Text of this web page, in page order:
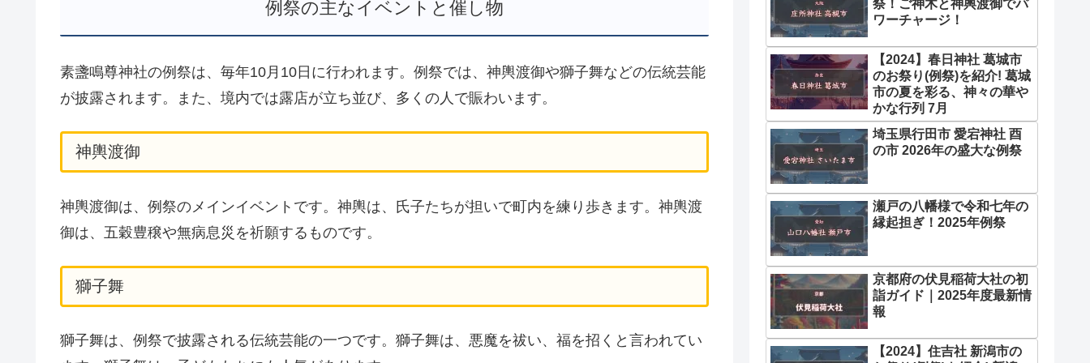
例祭の主なイベントと催し物
素盞鳴尊神社の例祭は、毎年10月10日に行われます。例祭では、神輿渡御や獅子舞などの伝統芸能
が披露されます。また、境内では露店が立ち並び、多くの人で賑わいます。
神輿渡御
神輿渡御は、例祭のメインイベントです。神輿は、氏子たちが担いで町内を練り歩きます。神輿渡
御は、五穀豊穣や無病息災を祈願するものです。
獅子舞
獅子舞は、例祭で披露される伝統芸能の一つです。獅子舞は、悪魔を祓い、福を招くと言われてい
祭！ご神木と神輿渡御でパ
ワーチャージ！
【2024】春日神社 葛城市
のお祭り(例祭)を紹介! 葛城
市の夏を彩る、神々の華や
かな行列 7月
埼玉県行田市 愛宕神社 酉
の市 2026年の盛大な例祭
瀬戸の八幡様で令和七年の
縁起担ぎ！2025年例祭
京都府の伏見稲荷大社の初
詣ガイド｜2025年度最新情
報
【2024】住吉社 新潟市の